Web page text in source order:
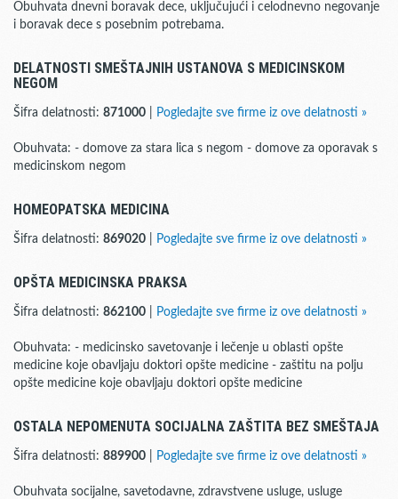
Obuhvata dnevni boravak dece, uključujući i celodnevno negovanje
i boravak dece s posebnim potrebama.
DELATNOSTI SMEŠTAJNIH USTANOVA S MEDICINSKOM
NEGOM
Šifra delatnosti: 871000 Pogledajte sve firme iz ove delatnosti »
Obuhvata: - domove za stara lica s negom - domove za oporavak s
medicinskom negom
HOMEOPATSKA MEDICINA
Šifra delatnosti: 869020 Pogledajte sve firme iz ove delatnosti »
OPŠTA MEDICINSKA PRAKSA
Šifra delatnosti: 862100 Pogledajte sve firme iz ove delatnosti »
Obuhvata: - medicinsko savetovanje i lečenje u oblasti opšte
medicine koje obavljaju doktori opšte medicine - zaštitu na polju
opšte medicine koje obavljaju doktori opšte medicine
OSTALA NEPOMENUTA SOCIJALNA ZAŠTITA BEZ SMEŠTAJA
Šifra delatnosti: 889900 Pogledajte sve firme iz ove delatnosti »
Obuhvata socijalne, savetodavne, zdravstvene usluge, usluge